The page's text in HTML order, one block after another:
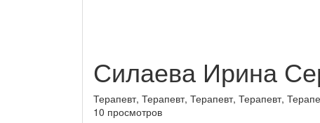
Силаева Ирина
Терапевт, Терапевт, Терапевт, Терапевт,
10 просмотров